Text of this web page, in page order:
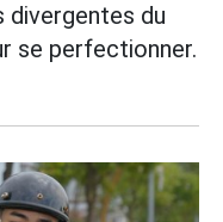
divergentes du
se perfectionner.